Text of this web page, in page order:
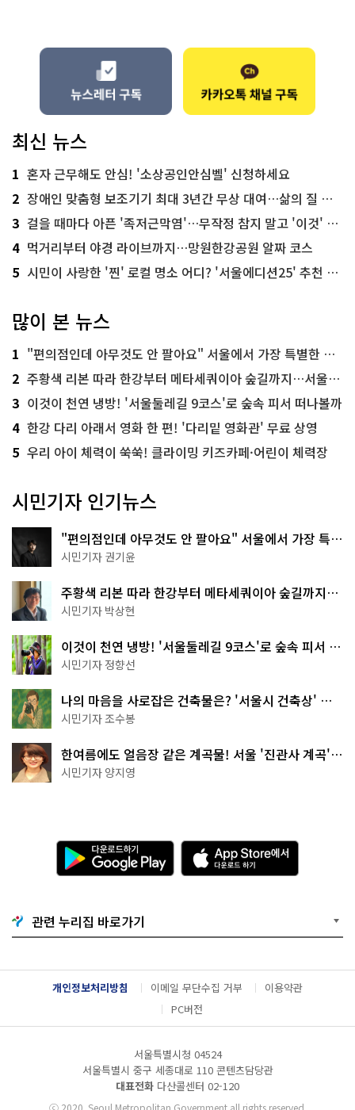
최신 뉴스
1 혼자 근무해도 안심! '소상공인안심벨' 신청하세요
2 장애인 맞춤형 보조기기 최대 3년간 무상 대여…삶의 질 높인다
3 걸을 때마다 아픈 '족저근막염'…무작정 참지 말고 '이것' 해보세요!
4 먹거리부터 야경 라이브까지…망원한강공원 알짜 코스
5 시민이 사랑한 '찐' 로컬 명소 어디? '서울에디션25' 추천 코스
많이 본 뉴스
1 "편의점인데 아무것도 안 팔아요" 서울에서 가장 특별한 편의점의 정체
2 주황색 리본 따라 한강부터 메타세쿼이아 숲길까지…서울둘레길 15코스
3 이것이 천연 냉방! '서울둘레길 9코스'로 숲속 피서 떠나볼까
4 한강 다리 아래서 영화 한 편! '다리밑 영화관' 무료 상영
5 우리 아이 체력이 쑥쑥! 클라이밍 키즈카페·어린이 체력장
시민기자 인기뉴스
"편의점인데 아무것도 안 팔아요" 서울에서 가장 특별
한 편의점의 정체
시민기자 권기윤
주황색 리본 따라 한강부터 메타세쿼이아 숲길까지…
서울둘레길 15코스
시민기자 박상현
이것이 천연 냉방! '서울둘레길 9코스'로 숲속 피서 떠
나볼까
시민기자 정향선
나의 마음을 사로잡은 건축물은? '서울시 건축상' 수
상작 공개!
시민기자 조수봉
한여름에도 얼음장 같은 계곡물! 서울 '진관사 계곡'이
천국이네~
시민기자 양지영
다
운
로
기
G
o
g
l
e
A
p
p
e
서
다
운
관련 누리집 바로가기
개인정보처리방침 이메일 무단수집 거부
이용약관
PC버전
서울특별시청 04524
서울특별시 중구 세종대로 110 콘텐츠담당관
대표전화 다산콜센터 02-120
ⓒ2020. Seoul Metropolitan Government all rights reserved.